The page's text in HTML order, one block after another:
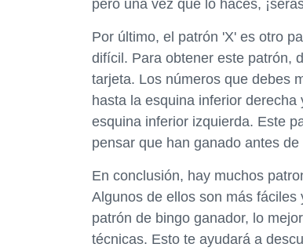
pero una vez que lo haces,
Por último, el patrón 'X' es otro
difícil. Para obtener este patrón,
tarjeta. Los números que debes
hasta la esquina inferior
esquina inferior izquierda. Este
pensar que han ganado antes
En conclusión, hay muchos
Algunos de ellos son más
patrón de bingo ganador, lo
técnicas. Esto te ayudará a